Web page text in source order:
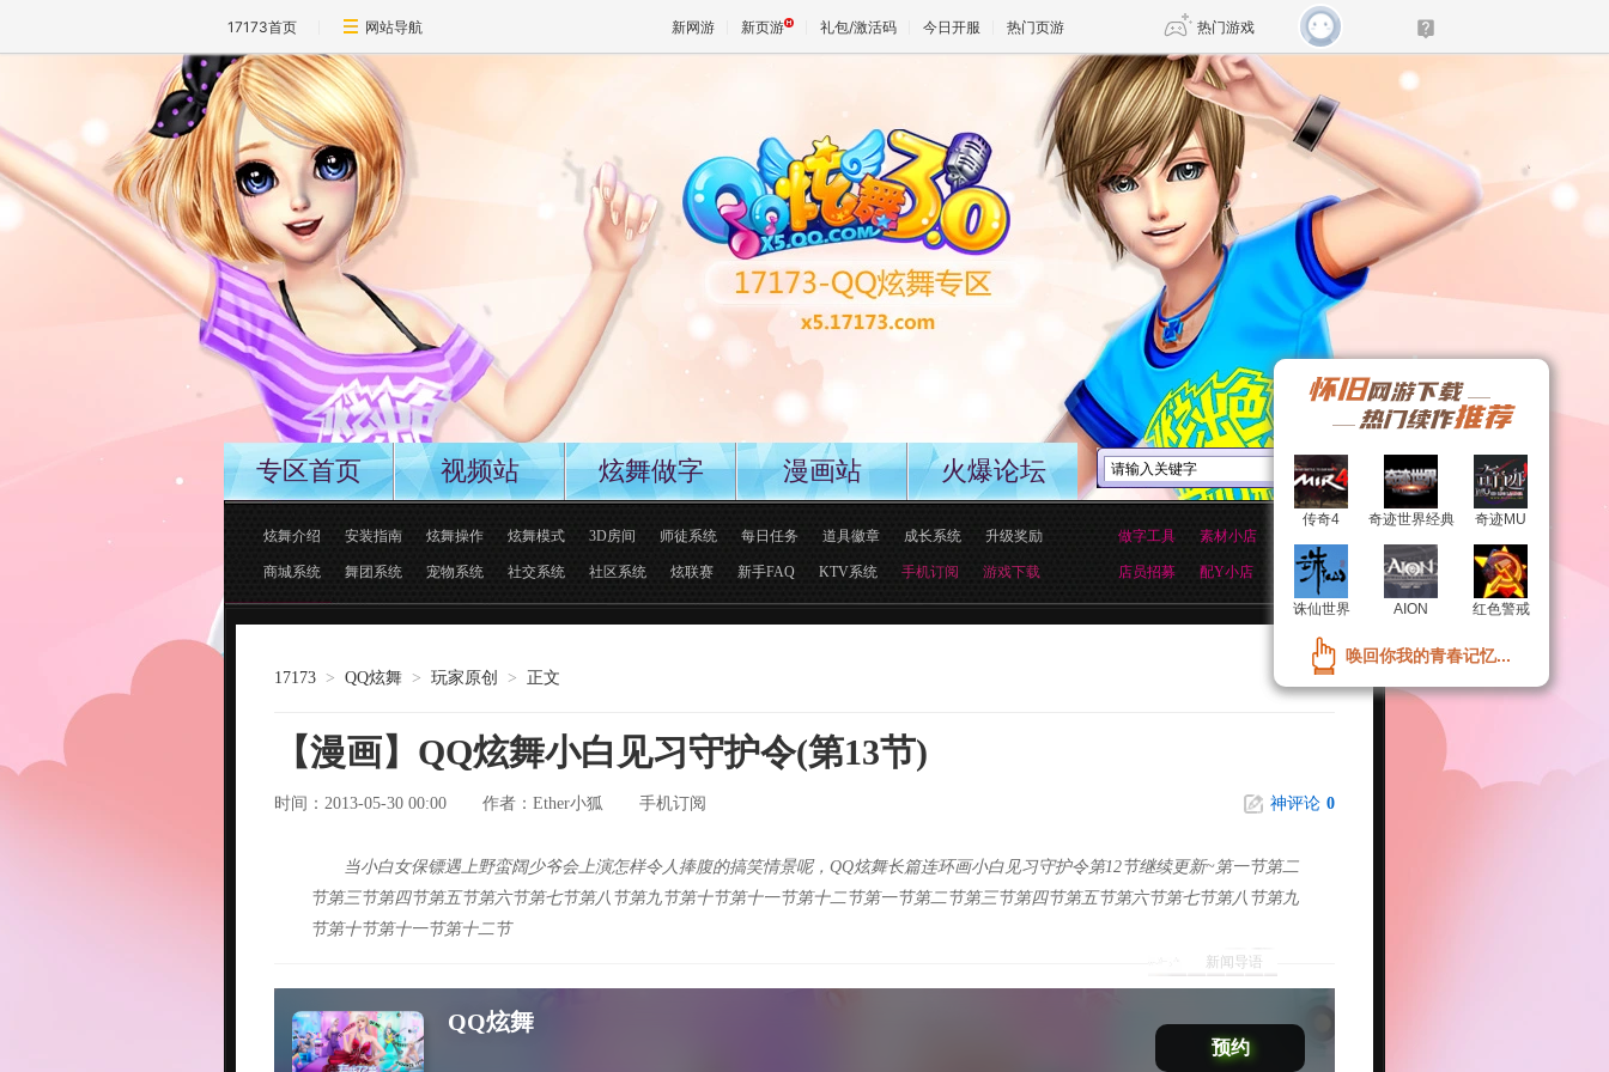
17173首页 网站导航 新网游 新页游 礼包/激活码 今日开服 热门页游 热门游戏
魔兽 DNF 传奇4
剑网3旗舰版 新天龙八部
诛仙世界 新仙侠5
专区首页 视频站 炫舞做字 漫画站 火爆论坛
炫舞介绍 安装指南 炫舞操作 炫舞模式 3D房间 师徒系统 每日任务 道具徽章 成长系统 升级奖励
商城系统 舞团系统 宠物系统 社交系统 社区系统 炫联赛 新手FAQ KTV系统 手机订阅 游戏下载
做字工具 素材小店
店员招募 配Y小店
17173 > QQ炫舞 > 玩家原创 > 正文
【漫画】QQ炫舞小白见习守护令(第13节)
时间：2013-05-30 00:00 作者： Ether小狐 手机订阅 神评论 0
新闻导语
当小白女保镖遇上野蛮阔少爷会上演怎样令人捧腹的搞笑情景呢，QQ炫舞长篇连环画小白见习守护令第12节继续更新~第一节第二
节第三节第四节第五节第六节第七节第八节第九节第十节第十一节第十二节第一节第二节第三节第四节第五节第六节第七节第八节第九
节第十节第十一节第十二节
QQ炫舞
预约
传奇4 奇迹世界经典 奇迹MU
诛仙世界 AION 红色警戒
唤回你我的青春记忆...
传奇4 奇迹世界经典 奇迹MU
诛仙世界 AION 红色警戒
唤回你我的青春记忆...